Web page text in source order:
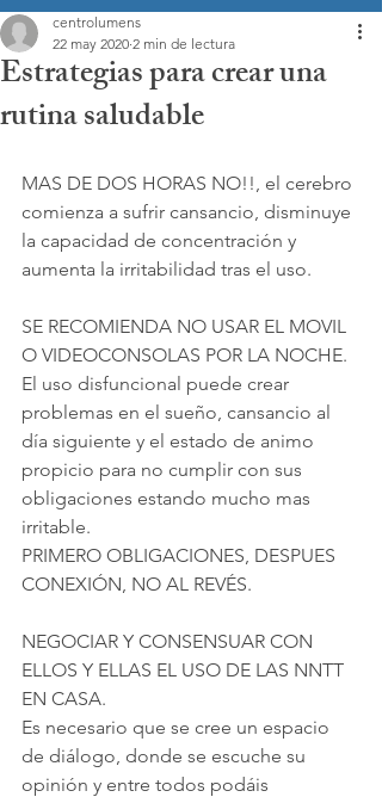
Estrategias para crear una
rutina saludable
centrolumens
22 may 2020 2 min de lectura
MAS DE DOS HORAS NO!!, el cerebro
comienza a sufrir cansancio, disminuye
la capacidad de concentración y
aumenta la irritabilidad tras el uso.
SE RECOMIENDA NO USAR EL MOVIL
O VIDEOCONSOLAS POR LA NOCHE.
El uso disfuncional puede crear
problemas en el sueño, cansancio al
día siguiente y el estado de animo
propicio para no cumplir con sus
obligaciones estando mucho mas
irritable.
PRIMERO OBLIGACIONES, DESPUES
CONEXIÓN, NO AL REVÉS.
NEGOCIAR Y CONSENSUAR CON
ELLOS Y ELLAS EL USO DE LAS NNTT
EN CASA.
Es necesario que se cree un espacio
de diálogo, donde se escuche su
opinión y entre todos podáis